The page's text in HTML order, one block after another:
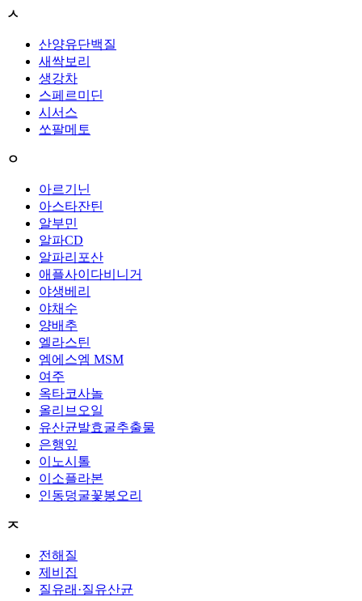
ㅅ
산양유단백질
새싹보리
생강차
스페르미딘
시서스
쏘팔메토
ㅇ
아르기닌
아스타잔틴
알부민
알파CD
알파리포산
애플사이다비니거
야생베리
야채수
양배추
엘라스틴
엠에스엠 MSM
여주
옥타코사놀
올리브오일
유산균발효굴추출물
은행잎
이노시톨
이소플라본
인동덩굴꽃봉오리
ㅈ
전해질
제비집
질유래·질유산균